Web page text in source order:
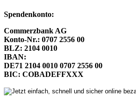
Spendenkonto:
Commerzbank AG
Konto-Nr.: 0707 2556 00
BLZ: 2104 0010
IBAN:
DE71 2104 0010 0707 2556 00
BIC: COBADEFFXXX